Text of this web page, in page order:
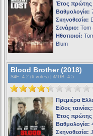
Έτος
Βαθμολογία:
Σκηνοθεσία:
Σενάριο: Tom
Ηθοποιοί:
Blum
Blood Brother (2018)
S4F : 4.2 (6 votes) | iMDB: 4.5
Πρεμιέρα
Είδος ταινίας:
Έτος
Βαθμολογία:
Σκηνοθεσία: